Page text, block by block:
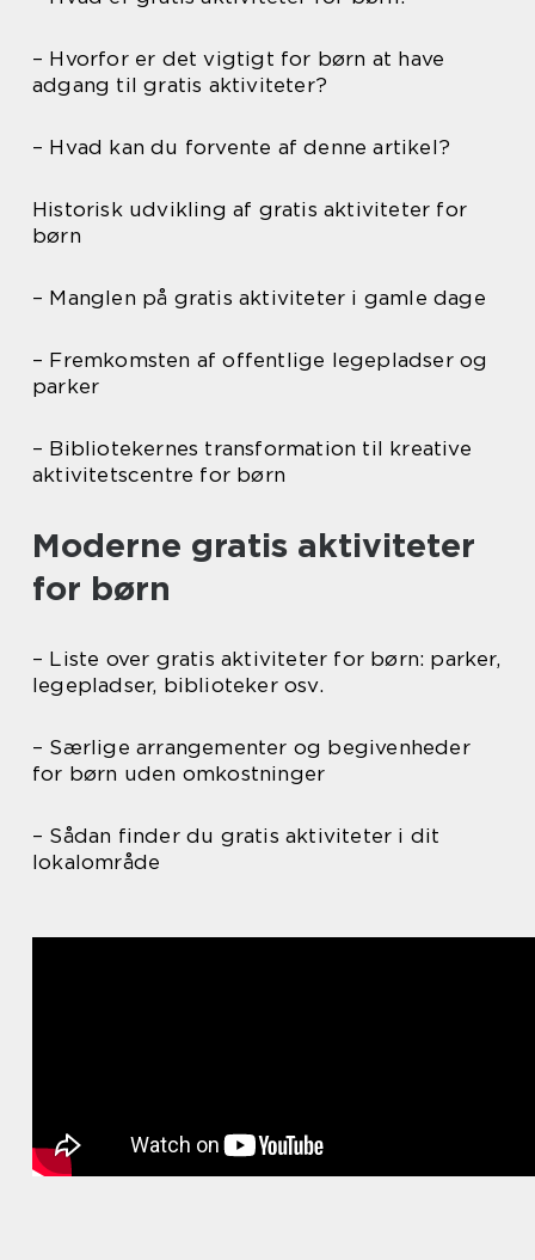
– Hvorfor er det vigtigt for børn at have
adgang til gratis aktiviteter?
– Hvad kan du forvente af denne artikel?
Historisk udvikling af gratis aktiviteter for
børn
– Manglen på gratis aktiviteter i gamle dage
– Fremkomsten af offentlige legepladser og
parker
– Bibliotekernes transformation til kreative
aktivitetscentre for børn
Moderne gratis aktiviteter
for børn
– Liste over gratis aktiviteter for børn: parker,
legepladser, biblioteker osv.
– Særlige arrangementer og begivenheder
for børn uden omkostninger
– Sådan finder du gratis aktiviteter i dit
lokalområde